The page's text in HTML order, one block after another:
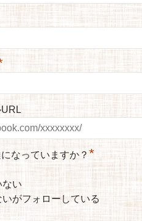
なっていますか？ *
ない
がフォローしている